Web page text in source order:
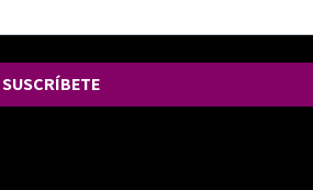
SUSCRÍBETE